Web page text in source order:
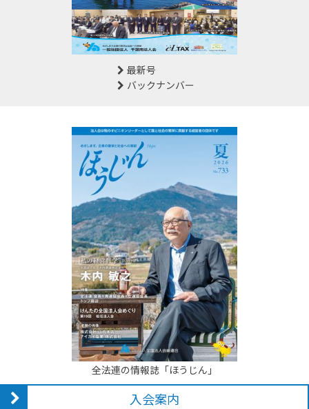
最新号
バックナンバー
全法連の情報誌「ほうじん」
入会案内